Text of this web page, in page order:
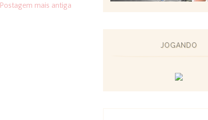
Postagem mais antiga
JOGANDO